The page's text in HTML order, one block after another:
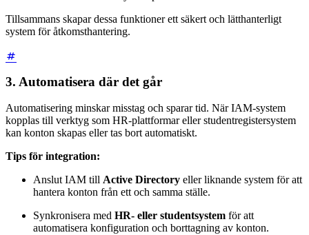
Tillsammans skapar dessa funktioner ett säkert och lätthanterligt
system för åtkomsthantering.
3. Automatisera där det går
Automatisering minskar misstag och sparar tid. När IAM-system
kopplas till verktyg som HR-plattformar eller studentregistersystem
kan konton skapas eller tas bort automatiskt.
Tips för integration:
Anslut IAM till Active Directory eller liknande system för att
hantera konton från ett och samma ställe.
Synkronisera med HR- eller studentsystem för att
automatisera konfiguration och borttagning av konton.